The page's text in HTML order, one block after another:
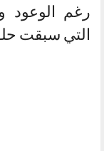
رغم الوعود
التي سبقت